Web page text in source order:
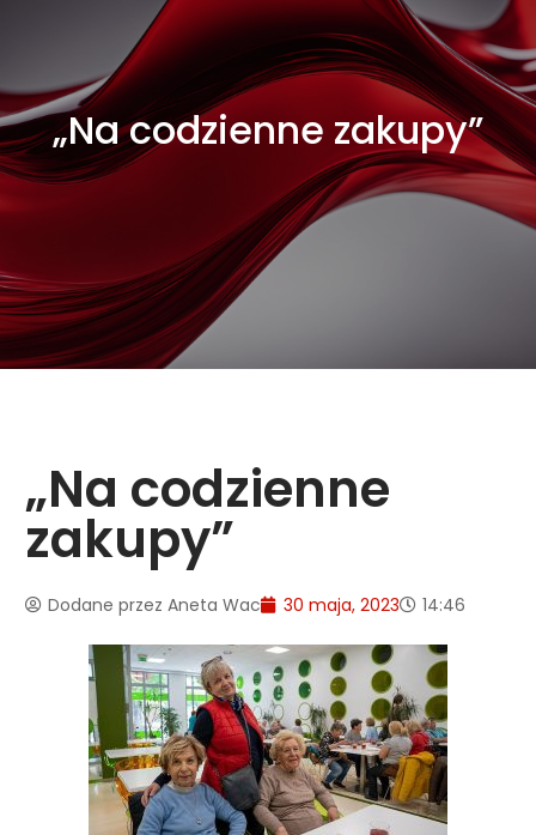
„Na codzienne zakupy”
„Na codzienne
zakupy”
Dodane przez Aneta Wac 30 maja, 2023 14:46